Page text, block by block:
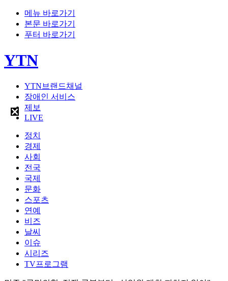
메뉴 바로가기
본문 바로가기
푸터 바로가기
YTN
YTN브랜드채널
장애인 서비스
제보
LIVE
정치
경제
사회
전국
국제
문화
스포츠
연예
비즈
날씨
이슈
시리즈
TV프로그램